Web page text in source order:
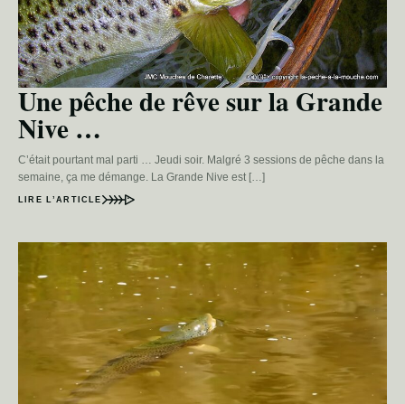
Une pêche de rêve sur la Grande
Nive …
C’était pourtant mal parti … Jeudi soir. Malgré 3 sessions de pêche dans la
semaine, ça me démange. La Grande Nive est […]
LIRE L’ARTICLE